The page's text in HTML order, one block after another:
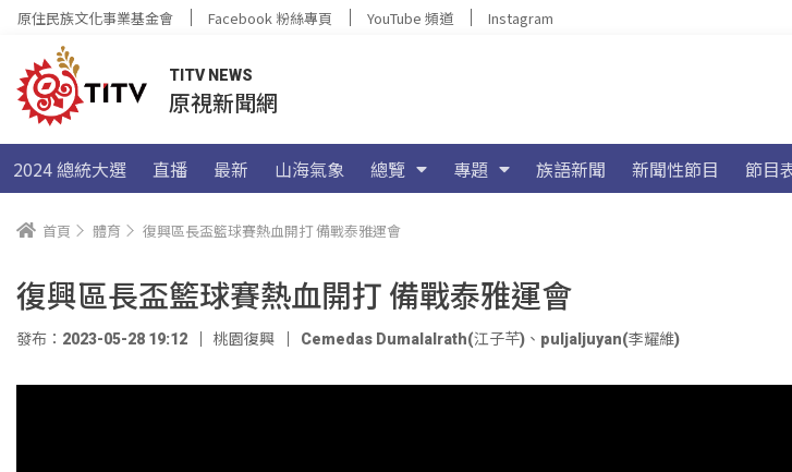
原住民族文化事業基金會 Facebook 粉絲專頁 YouTube 頻道 Instagram
TITV NEWS
原視新聞網
2024 總統大選 直播 最新 山海氣象 總覽 專題 族語新聞 新聞性節目 節目
首頁 體育 復興區長盃籃球賽熱血開打 備戰泰雅運會
復興區長盃籃球賽熱血開打 備戰泰雅運會
發布：2023-05-28 19:12 桃園復興 Cemedas Dumalalrath(江子芊) 、 puljaljuyan(李耀維)